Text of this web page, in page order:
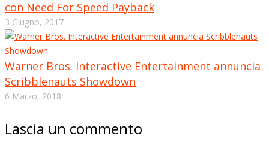
con Need For Speed Payback
3 Giugno, 2017
Warner Bros. Interactive Entertainment annuncia
Scribblenauts Showdown
6 Marzo, 2018
Lascia un commento